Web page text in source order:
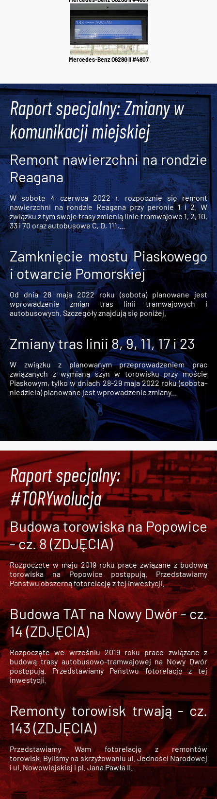
Mercedes-Benz O628G II #4807
Raport specjalny: Zmiany w
komunikacji miejskiej
Remont nawierzchni na rondzie
Reagana
W sobotę 4 czerwca 2022 r. rozpocznie się remont
nawierzchni na rondzie Reagana przy peronie 1 i 2. W
związku z tym swoje trasy zmienią linie tramwajowe 1, 2, 10,
33 i 70 oraz autobusowe C, D, 111,...
Zamknięcie mostu Piaskowego
i otwarcie Pomorskiej
Od dnia 28 maja 2022 roku (sobota) planowane jest
wprowadzenie zmian tras linii tramwajowych i
autobusowych. Szczegóły znajdują się poniżej.
Zmiany tras linii 8, 9, 11, 17 i 23
W związku z planowanym przeprowadzeniem prac
związanych z wymianą szyn w torowisku przy moście
Piaskowym, tylko w dniach 28-29 maja 2022 roku (sobota-
niedziela) planowane jest wprowadzenie zmiany...
Raport specjalny:
#TORYwolucja
Budowa torowiska na Popowice
- cz. 8 (ZDJĘCIA)
Rozpoczęte w maju 2019 roku prace związane z budową
torowiska na Popowice
postępują. Przedstawiamy
Państwu obszerną fotorelację z tej inwestycji.
Budowa TAT na Nowy Dwór - cz.
14 (ZDJĘCIA)
Rozpoczęte we wrześniu 2019 roku prace związane z
budową trasy autobusowo-tramwajowej na Nowy Dwór
postępują. Przedstawiamy Państwu fotorelację z tej
inwestycji.
Remonty torowisk trwają - cz.
143 (ZDJĘCIA)
Przedstawiamy Wam fotorelację z remontów
torowisk. Byliśmy na skrzyżowaniu ul. Jedności Narodowej
i ul. Nowowiejskiej i pl. Jana Pawła II.